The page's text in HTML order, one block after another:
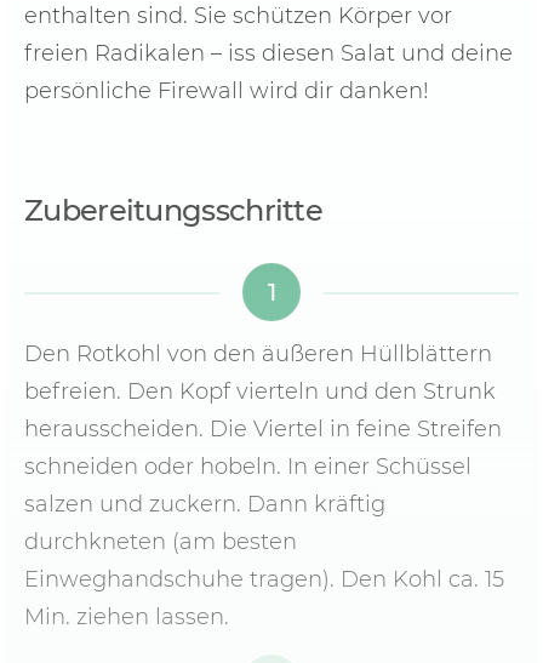
enthalten sind. Sie schützen Körper vor
freien Radikalen – iss diesen Salat und deine
persönliche Firewall wird dir danken!
Zubereitungsschritte
1
Den Rotkohl von den äußeren Hüllblättern
befreien. Den Kopf vierteln und den Strunk
herausscheiden. Die Viertel in feine Streifen
schneiden oder hobeln. In einer Schüssel
salzen und zuckern. Dann kräftig
durchkneten (am besten
Einweghandschuhe tragen). Den Kohl ca. 15
Min. ziehen lassen.